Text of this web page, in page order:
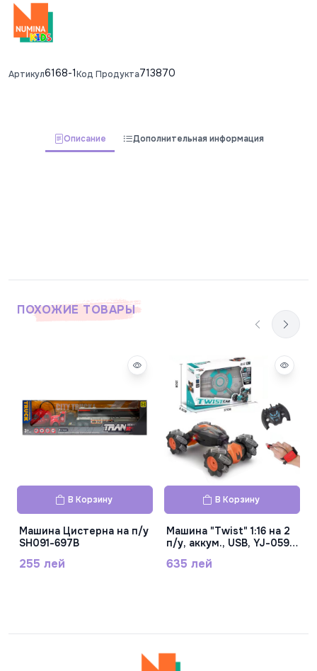
Артикул6168-1Код Продукта713870
Описание Дополнительная информация
ПОХОЖИЕ ТОВАРЫ
В Корзину
Машина Цистерна на п/у
SH091-697B
255 лей
В Корзину
Машина "Twist" 1:16 на 2
п/у, аккум., USB, YJ-059-
635 лей